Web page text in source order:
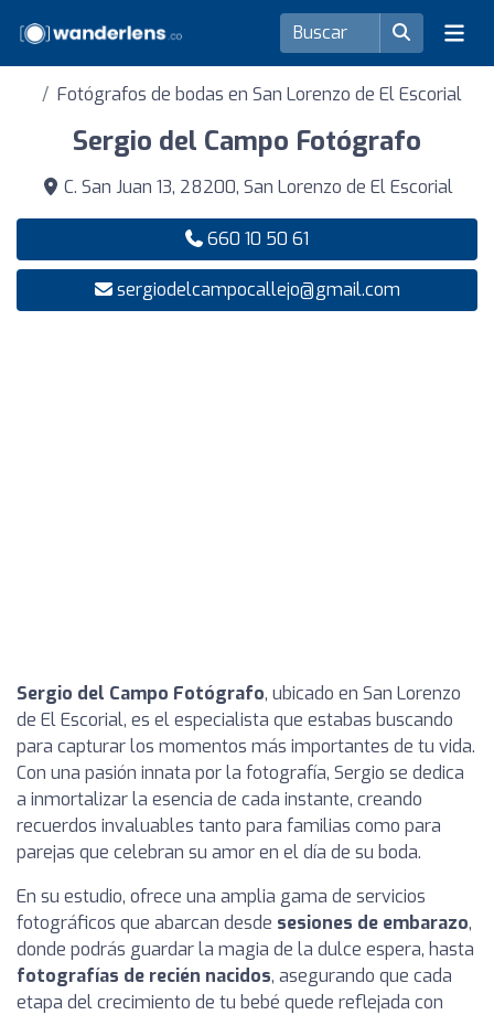
Fotógrafos de bodas en San Lorenzo de El Escorial
Sergio del Campo Fotógrafo
C. San Juan 13, 28200, San Lorenzo de El Escorial
660 10 50 61
sergiodelcampocallejo@gmail.com
Sergio del Campo Fotógrafo, ubicado en San Lorenzo
de El Escorial, es el especialista que estabas buscando
para capturar los momentos más importantes de tu vida.
Con una pasión innata por la fotografía, Sergio se dedica
a inmortalizar la esencia de cada instante, creando
recuerdos invaluables tanto para familias como para
parejas que celebran su amor en el día de su boda.
En su estudio, ofrece una amplia gama de servicios
fotográficos que abarcan desde sesiones de embarazo,
donde podrás guardar la magia de la dulce espera, hasta
fotografías de recién nacidos, asegurando que cada
etapa del crecimiento de tu bebé quede reflejada con